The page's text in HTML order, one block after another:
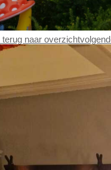
terug naar overzicht